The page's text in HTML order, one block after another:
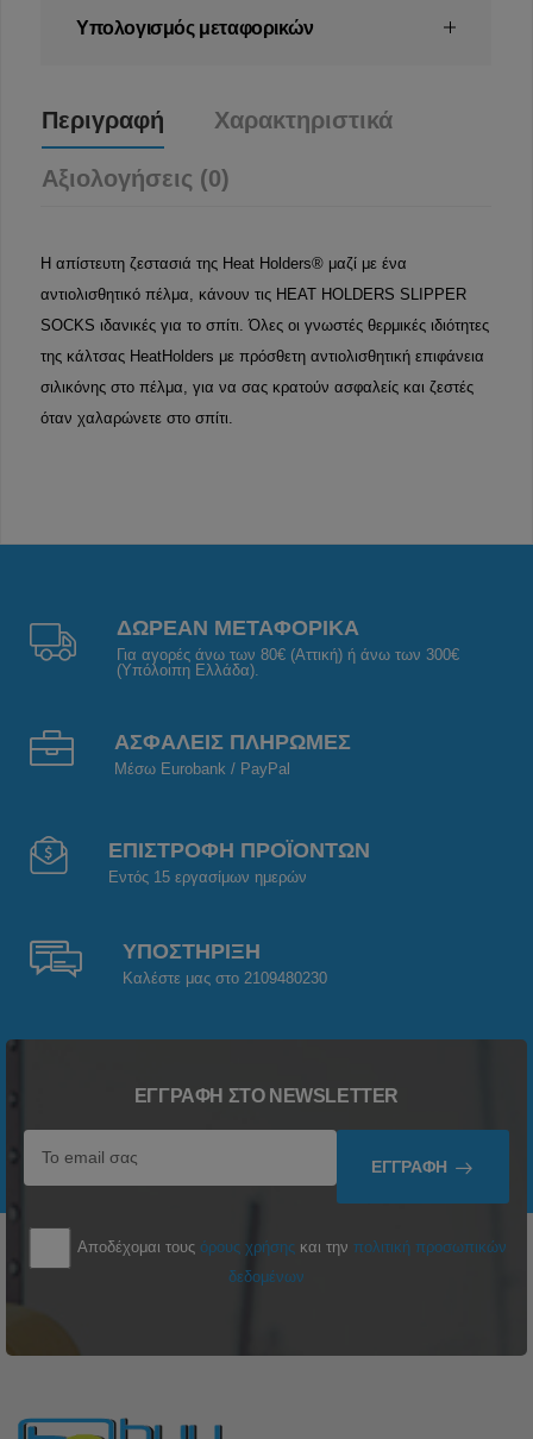
Υπολογισμός μεταφορικών
Περιγραφή Χαρακτηριστικά
Αξιολογήσεις (0)
Η απίστευτη ζεστασιά της Heat Holders® μαζί με ένα
αντιολισθητικό πέλμα, κάνουν τις HEAT HOLDERS SLIPPER
SOCKS ιδανικές για το σπίτι. Όλες οι γνωστές θερμικές ιδιότητες
της κάλτσας HeatHolders με πρόσθετη αντιολισθητική επιφάνεια
σιλικόνης στο πέλμα, για να σας κρατούν ασφαλείς και ζεστές
όταν χαλαρώνετε στο σπίτι.
ΔΩΡΕΑΝ ΜΕΤΑΦΟΡΙΚΑ
Για αγορές άνω των 80€ (Αττική) ή άνω των 300€
(Υπόλοιπη Ελλάδα).
ΑΣΦΑΛΕΙΣ ΠΛΗΡΩΜΕΣ
Μέσω Eurobank / PayPal
ΕΠΙΣΤΡΟΦΗ ΠΡΟΪΟΝΤΩΝ
Εντός 15 εργασίμων ημερών
ΥΠΟΣΤΗΡΙΞΗ
Καλέστε μας στο 2109480230
ΕΓΓΡΑΦΉ ΣΤΟ NEWSLETTER
ΕΓΓΡΑΦΉ
Αποδέχομαι τους όρους χρήσης και την πολιτική προσωπικών
δεδομένων